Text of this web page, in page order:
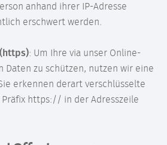
anhand ihrer IP-Adresse
erschwert werden.
: Um Ihre via unser Online-
zu schützen, nutzen wir eine
erkennen derart verschlüsselte
https:// in der Adresszeile